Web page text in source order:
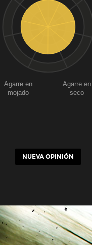
Agarre en
seco
Agarre en
mojado
NUEVA OPINIÓN